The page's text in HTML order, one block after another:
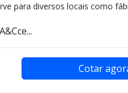
para diversos locais como
Cotar